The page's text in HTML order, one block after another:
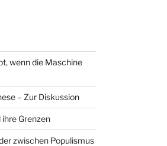
wenn die Maschine
– Zur Diskussion
Grenzen
zwischen Populismus